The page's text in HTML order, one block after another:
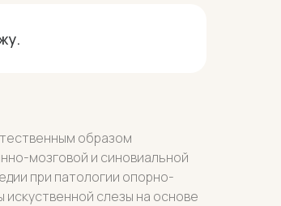
образом
мозговой и синовиальной
при патологии опорно-
слезы на основе